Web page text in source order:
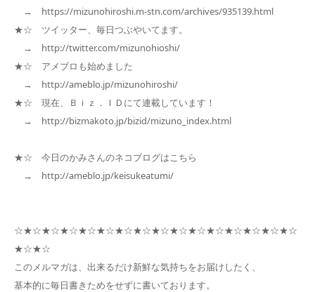
→ https://mizunohiroshi.m-stn.com/archives/935139.html
★☆ ツイッター、毎日つぶやいてます。
→ http://twitter.com/mizunohioshi/
★☆ アメブロも始めました
→ http://ameblo.jp/mizunohiroshi/
★☆ 現在、Ｂｉｚ．ＩＤにて連載しています！
→ http://bizmakoto.jp/bizid/mizuno_index.html
★☆ 今日のかみさんのネコブログはこちら
→ http://ameblo.jp/keisukeatumi/
☆★☆★☆★☆★☆★☆★☆★☆★☆★☆★☆★☆★☆★☆★☆★☆
★☆★☆
このメルマガは、出来るだけ新鮮な気持ちをお届けしたく、
基本的に毎日書きためをせずに書いております。